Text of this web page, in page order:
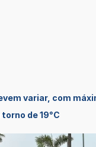
variar, com
de 19°C